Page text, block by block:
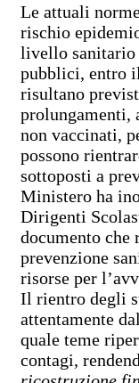
Le attuali
rischio
livello sanitario
pubblici, entro
risultano
prolungamenti,
non vaccinati,
possono
sottoposti a
Ministero ha
Dirigenti
documento che
prevenzione
risorse per
Il rientro degli
attentamente
quale teme
contagi,